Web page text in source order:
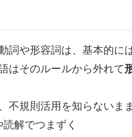
詞や形容詞は、基本的に
はそのルールから外れて
不規則活用を知らないま
解でつまずく